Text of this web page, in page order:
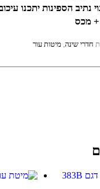
הספינות יתכנו
מכס
חדרי שינה,מיטות עור